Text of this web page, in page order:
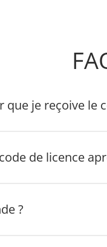
je reçoive le
de licence
?